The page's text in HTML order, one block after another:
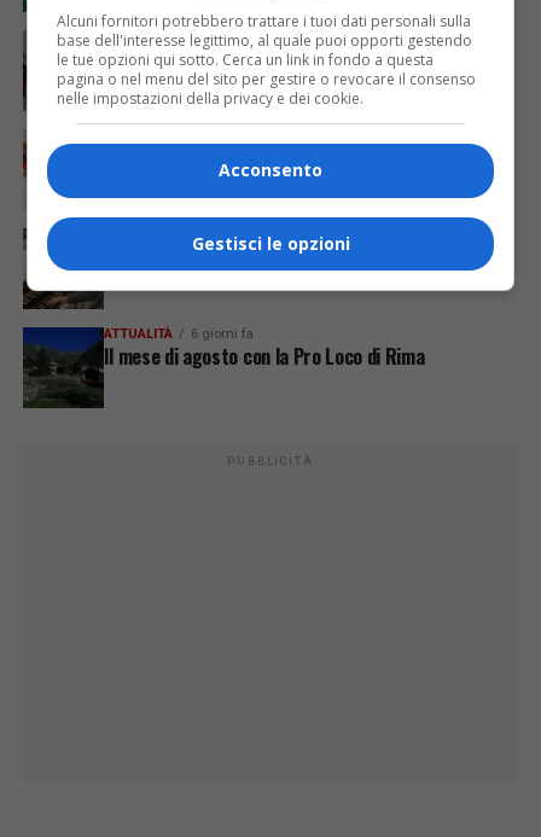
ATTUALITÀ 6 giorni fa
Festa Walser delle genti valsesiane quinta edizione
A chi serve il post scuola?
3 giorni fa
Il jazz, il tango e l’organo Mascioni del 1907 per la
23ª edizione di “Musica a Rima”
ATTUALITÀ 6 giorni fa
Il mese di agosto con la Pro Loco di Rima
PUBBLICITÀ
Alcuni fornitori potrebbero trattare i tuoi dati personali sulla
base dell'interesse legittimo, al quale puoi opporti gestendo
le tue opzioni qui sotto. Cerca un link in fondo a questa
pagina o nel menu del sito per gestire o revocare il consenso
nelle impostazioni della privacy e dei cookie.
Acconsento
Gestisci le opzioni